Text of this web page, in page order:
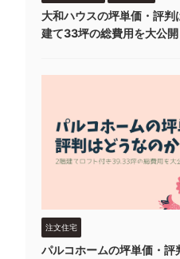
大和ハウスの坪単価・評
建て33坪の総費用を大公開
注文住宅
パルコホームの坪単価・